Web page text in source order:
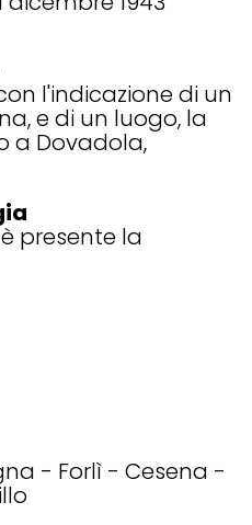
l'indicazione di un
e di un luogo, la
a Dovadola,
presente la
Forlì - Cesena